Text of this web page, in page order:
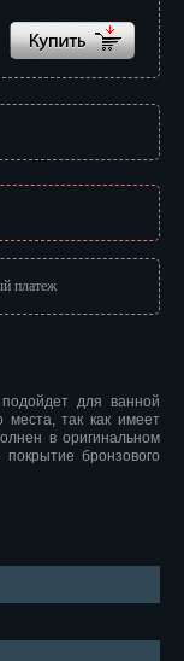
Ижевск
Калуга
Кемерово
Кострома
Краснодар
Курск
платеж
для ванной
так как имеет
в оригинальном
бронзового